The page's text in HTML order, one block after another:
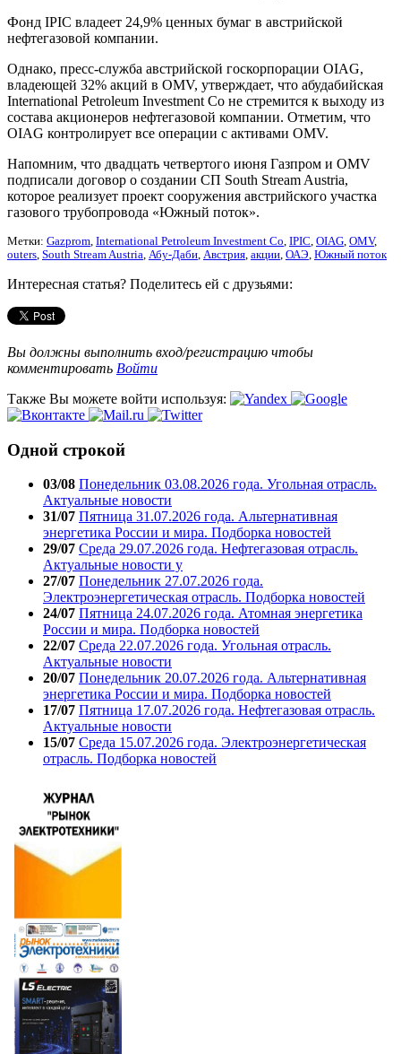
Фонд IPIC владеет 24,9% ценных бумаг в австрийской
нефтегазовой компании.
Однако, пресс-служба австрийской госкорпорации OIAG,
владеющей 32% акций в OMV, утверждает, что абудабийская
International Petroleum Investment Co не стремится к выходу из
состава акционеров нефтегазовой компании. Отметим, что
OIAG контролирует все операции с активами OMV.
Напомним, что двадцать четвертого июня Газпром и OMV
подписали договор о создании СП South Stream Austria,
которое реализует проект сооружения австрийского участка
газового трубопровода «Южный поток».
Метки: Gazprom, International Petroleum Investment Co, IPIC, OIAG, OMV,
outers, South Stream Austria, Абу-Даби, Австрия, акции, ОАЭ, Южный поток
Интересная статья? Поделитесь ей с друзьями:
Вы должны выполнить вход/регистрацию чтобы
комментировать Войти
Также Вы можете войти используя:
Одной строкой
03/08 Понедельник 03.08.2026 года. Угольная отрасль.
Актуальные новости
31/07 Пятница 31.07.2026 года. Альтернативная
энергетика России и мира. Подборка новостей
29/07 Среда 29.07.2026 года. Нефтегазовая отрасль.
Актуальные новости у
27/07 Понедельник 27.07.2026 года.
Электроэнергетическая отрасль. Подборка новостей
24/07 Пятница 24.07.2026 года. Атомная энергетика
России и мира. Подборка новостей
22/07 Среда 22.07.2026 года. Угольная отрасль.
Актуальные новости
20/07 Понедельник 20.07.2026 года. Альтернативная
энергетика России и мира. Подборка новостей
17/07 Пятница 17.07.2026 года. Нефтегазовая отрасль.
Актуальные новости
15/07 Среда 15.07.2026 года. Электроэнергетическая
отрасль. Подборка новостей